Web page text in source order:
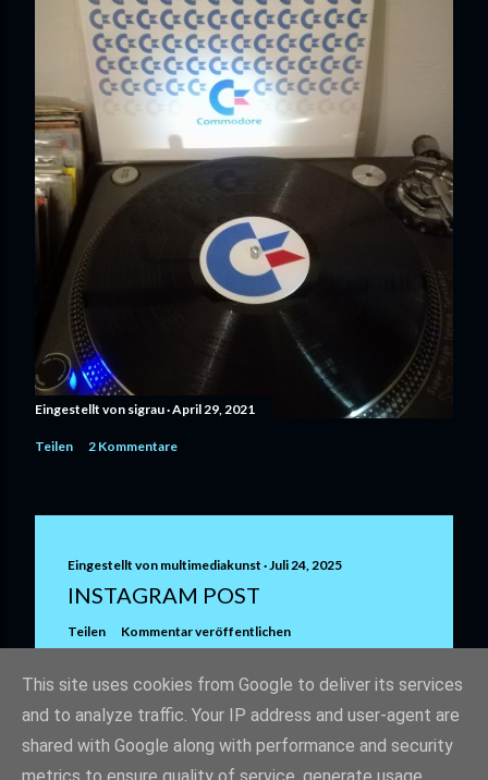
Eingestellt von sigrau April 29, 2021
Teilen 2 Kommentare
Eingestellt von multimediakunst Juli 24, 2025
INSTAGRAM POST
Teilen Kommentar veröffentlichen
This site uses cookies from Google to deliver its services
and to analyze traffic. Your IP address and user-agent are
shared with Google along with performance and security